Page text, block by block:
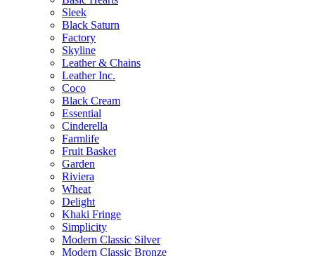
Sleek
Black Saturn
Factory
Skyline
Leather & Chains
Leather Inc.
Coco
Black Cream
Essential
Cinderella
Farmlife
Fruit Basket
Garden
Riviera
Wheat
Delight
Khaki Fringe
Simplicity
Modern Classic Silver
Modern Classic Bronze